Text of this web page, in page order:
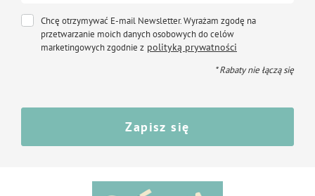
Chcę otrzymywać E-mail Newsletter. Wyrażam zgodę na
przetwarzanie moich danych osobowych do celów
marketingowych zgodnie z polityką prywatności
* Rabaty nie łączą się
Zapisz się